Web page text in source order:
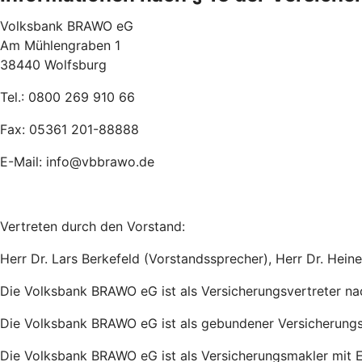
Volksbank BRAWO eG
Am Mühlengraben 1
38440 Wolfsburg
Tel.: 0800 269 910 66
Fax: 05361 201-88888
E-Mail: info@vbbrawo.de
Vertreten durch den Vorstand:
Herr Dr. Lars Berkefeld (Vorstandssprecher), Herr Dr.
Die Volksbank BRAWO eG ist als Versicherungsvertreter
Die Volksbank BRAWO eG ist als gebundener
Die Volksbank BRAWO eG ist als Versicherungsmakler